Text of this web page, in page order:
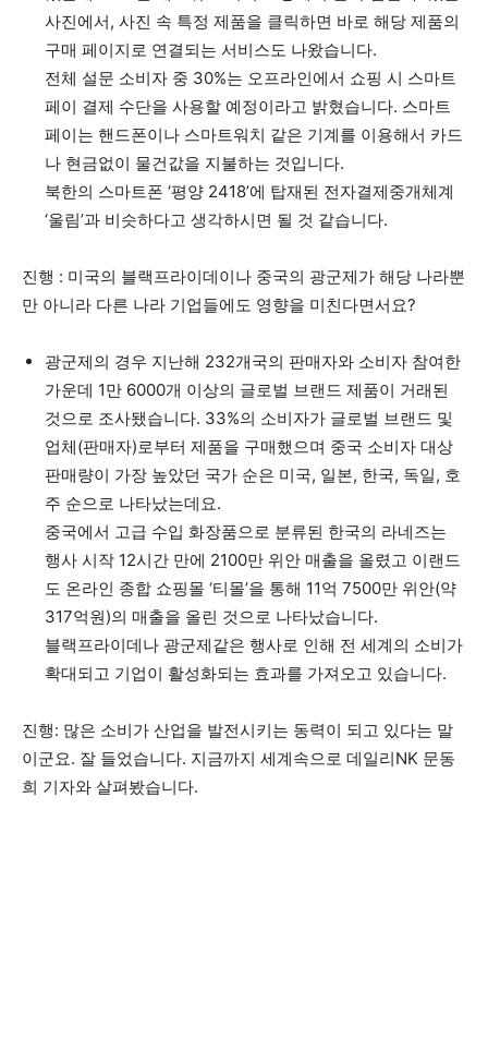
사진에서, 사진 속 특정 제품을 클릭하면 바로 해당 제품의
구매 페이지로 연결되는 서비스도 나왔습니다.
전체 설문 소비자 중 30%는 오프라인에서 쇼핑 시 스마트
페이 결제 수단을 사용할 예정이라고 밝혔습니다. 스마트
페이는 핸드폰이나 스마트워치 같은 기계를 이용해서 카드
나 현금없이 물건값을 지불하는 것입니다.
북한의 스마트폰 ‘평양 2418’에 탑재된 전자결제중개체계
‘울림’과 비슷하다고 생각하시면 될 것 같습니다.
진행 : 미국의 블랙프라이데이나 중국의 광군제가 해당 나라뿐
만 아니라 다른 나라 기업들에도 영향을 미친다면서요?
광군제의 경우 지난해 232개국의 판매자와 소비자 참여한
가운데 1만 6000개 이상의 글로벌 브랜드 제품이 거래된
것으로 조사됐습니다. 33%의 소비자가 글로벌 브랜드 및
업체(판매자)로부터 제품을 구매했으며 중국 소비자 대상
판매량이 가장 높았던 국가 순은 미국, 일본, 한국, 독일, 호
주 순으로 나타났는데요.
중국에서 고급 수입 화장품으로 분류된 한국의 라네즈는
행사 시작 12시간 만에 2100만 위안 매출을 올렸고 이랜드
도 온라인 종합 쇼핑몰 ‘티몰’을 통해 11억 7500만 위안(약
317억원)의 매출을 올린 것으로 나타났습니다.
블랙프라이데나 광군제같은 행사로 인해 전 세계의 소비가
확대되고 기업이 활성화되는 효과를 가져오고 있습니다.
진행: 많은 소비가 산업을 발전시키는 동력이 되고 있다는 말
이군요. 잘 들었습니다. 지금까지 세계속으로 데일리NK 문동
희 기자와 살펴봤습니다.